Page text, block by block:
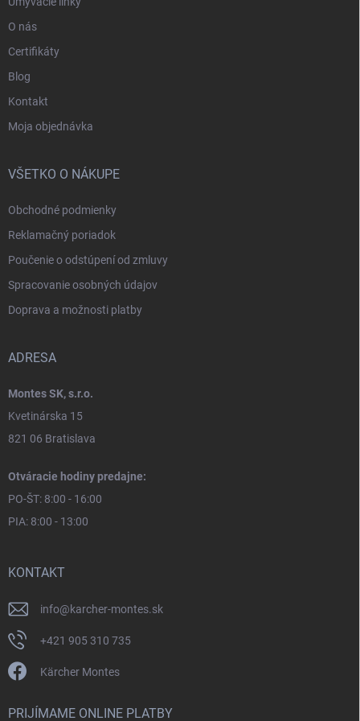
O nás
Certifikáty
Blog
Kontakt
Moja objednávka
VŠETKO O NÁKUPE
Obchodné podmienky
Reklamačný poriadok
Poučenie o odstúpení od zmluvy
Spracovanie osobných údajov
Doprava a možnosti platby
ADRESA
Montes SK, s.r.o.
Kvetinárska 15
821 06 Bratislava
Otváracie hodiny predajne:
PO-ŠT: 8:00 - 16:00
PIA: 8:00 - 13:00
KONTAKT
info@karcher-montes.sk
+421 905 310 735
Kärcher Montes
PRIJÍMAME ONLINE PLATBY